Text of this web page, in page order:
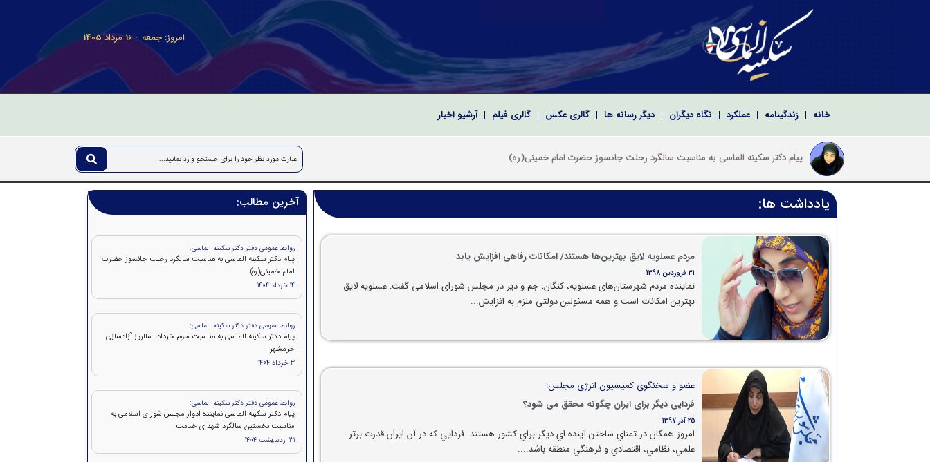
امروز: جمعه - 16 مرداد 1405
خانه زندگینامه عملکرد نگاه دیگران دیگر رسانه ها گالری عکس گالری فیلم آرشیو اخبار
پیام دکتر سک
پیام دکتر سکینه الماسی نماینده ادوار مجلس شورای اسلامی به مناسبت نخستین سالگرد شهدای خدمت
پیام تبریک دکتر سکینه الماسی به مناسبت مراسم تکریم و معارفه فرماندهان سپاه امام صادق(ع) استان بوشهر
پیام تبریک سکینه الماسی به مناسبت سالروز تشکیل سپاه پاسداران انقلاب اسلامی
یادداشت ها:
مردم عسلویه لایق بهترین‌ها هستند/ امکانات رفاهی افزایش یابد
31 فروردین 1398
نماینده مردم شهرستان‌های عسلویه، کنگان، جم و دیر در مجلس شورای اسلامی گفت: عسلویه لایق
بهترین امکانات است و همه مسئولین دولتی ملزم به افزایش...
عضو و سخنگوی کمیسیون انرژی مجلس:
فردایی دیگر برای ایران چگونه محقق می شود؟
25 آذر 1397
امروز همگان در تمناي ساختن آينده اي ديگر براي كشور هستند. فردايي كه در آن ايران قدرت برتر
علمي، نظامي، اقتصادي و فرهنگي منطقه باشد....
آخرین مطالب:
روابط عمومی دفتر دکتر سکینه الماسی:
پيام دکتر سكينه الماسي به مناسبت سالگرد رحلت جانسوز حضرت
امام خمينی(ره)
14 خرداد 1404
روابط عمومی دفتر دکتر سکینه الماسی:
پیام دکتر سکینه الماسی به مناسبت سوم خرداد، سالروز آزادسازی
خرمشهر
3 خرداد 1404
روابط عمومی دفتر دکتر سکینه الماسی:
پیام دکتر سکینه الماسی نماینده ادوار مجلس شورای اسلامی به
مناسبت نخستین سالگرد شهدای خدمت
31 اردیبهشت 1404